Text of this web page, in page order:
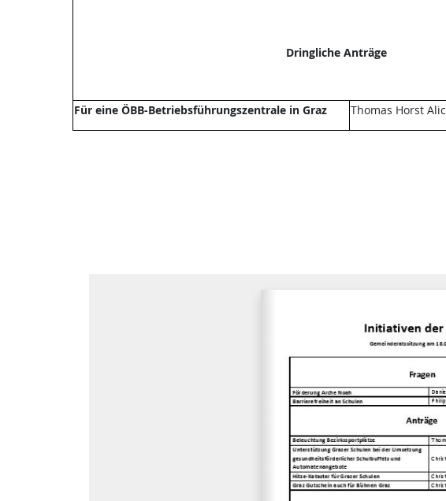
Dringliche Anträge
Für eine ÖBB-Betriebsführungszentrale in Graz Thomas Horst Alic